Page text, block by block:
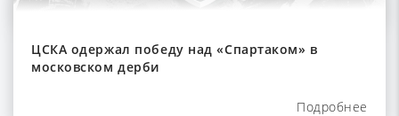
ЦСКА одержал победу над «Спартаком» в
московском дерби
Подробнее